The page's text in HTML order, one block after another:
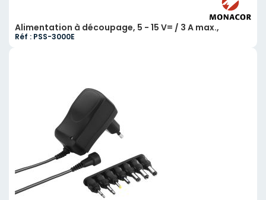
Alimentation à découpage, 5 - 15 V= / 3 A max.,
Réf : PSS-3000E